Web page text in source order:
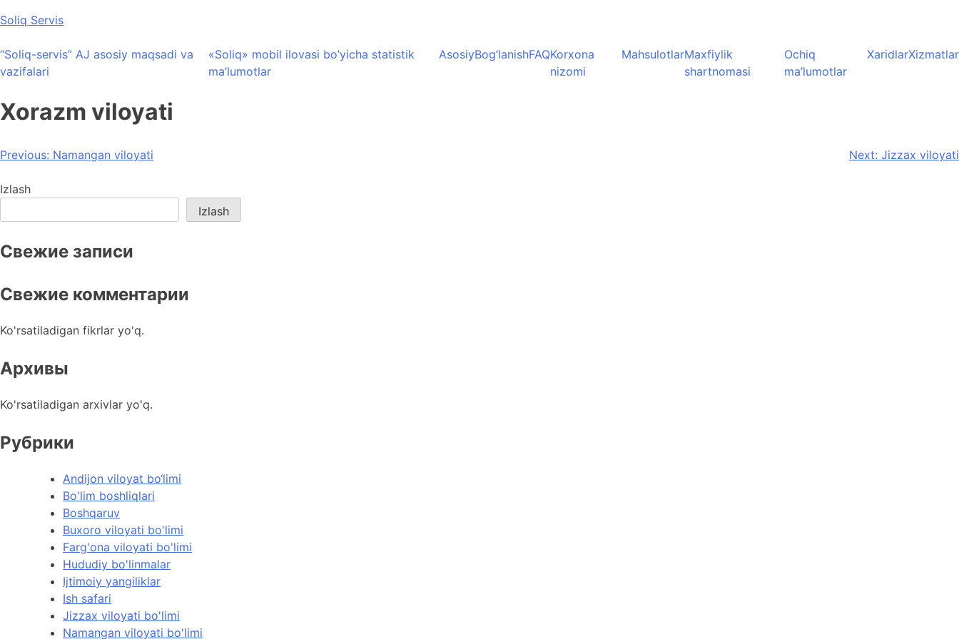
Skip
content
Soliq Servis
“Soliq-servis” AJ asosiy maqsadi va
vazifalari
«Soliq» mobil ilovasi bo’yicha statistik
ma’lumotlar
AsosiyBog’lanishFAQKorxona
nizomi
MahsulotlarMaxfiylik
shartnomasi
Ochiq
ma’lumotlar
XaridlarXizmatlar
Xorazm viloyati
Post
menyusi
Previous: Namangan viloyati Next: Jizzax viloyati
Izlash
Izlash
Свежие записи
Свежие комментарии
Ko'rsatiladigan fikrlar yo'q.
Архивы
Ko'rsatiladigan arxivlar yo'q.
Рубрики
Andijon viloyat bo‘limi
Bo'lim boshliqlari
Boshqaruv
Buxoro viloyati bo'limi
Farg'ona viloyati bo'limi
Hududiy bo'linmalar
Ijtimoiy yangiliklar
Ish safari
Jizzax viloyati bo'limi
Namangan viloyati bo'limi